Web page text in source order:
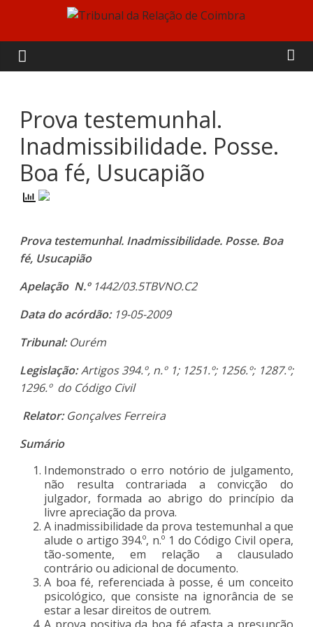
content
Tribunal
da
Relação
de
Coimbra
Prova testemunhal.
Inadmissibilidade. Posse.
Boa fé, Usucapião
Prova testemunhal. Inadmissibilidade. Posse. Boa
fé, Usucapião
Apelação N.º 1442/03.5TBVNO.C2
Data do acórdão: 19-05-2009
Tribunal:Ourém
Legislação:Artigos 394.º, n.º 1; 1251.º; 1256.º; 1287.º;
1296.º do Código Civil
Relator:Gonçalves Ferreira
Sumário
Indemonstrado o erro notório de julgamento,
não resulta contrariada a convicção do
julgador, formada ao abrigo do princípio da
livre apreciação da prova.
A inadmissibilidade da prova testemunhal a que
alude o artigo 394.º, n.º 1 do Código Civil opera,
tão-somente, em relação a clausulado
contrário ou adicional de documento.
A boa fé, referenciada à posse, é um conceito
psicológico, que consiste na ignorância de se
estar a lesar direitos de outrem.